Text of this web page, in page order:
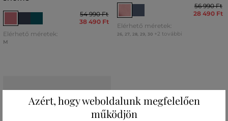
54 990 Ft
38 490 Ft
Elérhető méretek:
M
56 990 Ft
28 490 Ft
Elérhető méretek:
26, 27 28, 29, 30 +2 további
Azért, hogy weboldalunk megfelelően
működjön